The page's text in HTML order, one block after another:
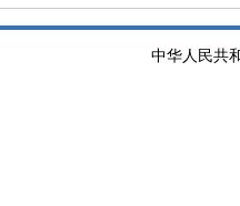
中华人民共